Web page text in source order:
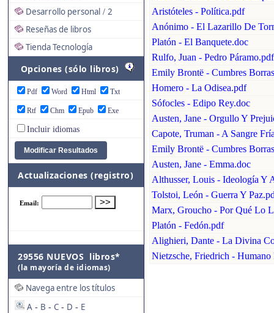
Desarrollo personal / 2
Reseñas de libros
Tienda Tecnología
Opciones (sólo libros)
Pdf Word Html Txt
Rtf Chm Epub Exe
Incluir idiomas
Actualizaciones (registro)
29556 NUEVOS libros*
(la mayoría de idiomas)
Navega entre los títulos
A - B - C - D - E
Aristóteles - Política.pdf
Anónimo - El Lazarillo De
Platón - El Banquete.doc
Rulfo, Juan - Pedro Páramo.pdf
Emily Brontë - Cumbres
Homero - La Odisea.pdf
Sófocles - Edipo Rey.doc
Austen, Jane - Orgullo Y
Capote, Truman - A Sangre
Emily Brontë - Cumbres
Austen, Jane - Emma.doc
Althusser, Louis - Ideología Y
Tolstoi, León - Guerra Y
Marx, Groucho - Por Qué Lo
Platón - Fedón.pdf
Alighieri, Dante - La Divina
Nietzsche, Friedrich -